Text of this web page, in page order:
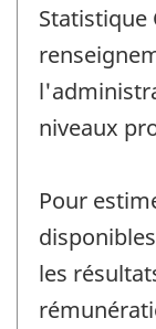
Statistique
niveaux
Pour
les